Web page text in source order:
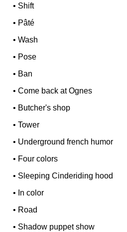
• Shift
• Pâté
•Wash
• Pose
• Ban
•Come back at Ognes
• Butcher's shop
•Tower
• Underground french humor
• Four colors
• Sleeping Cinderiding hood
• In color
• Road
• Shadow puppet show